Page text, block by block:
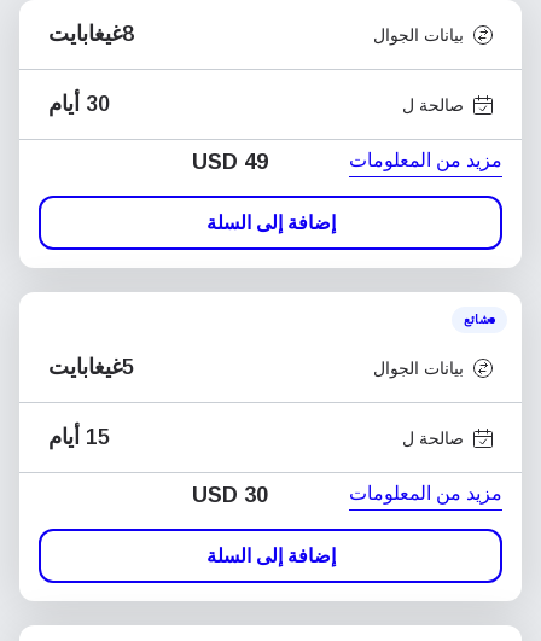
بيانات الجوال 8غيغابايت
صالحة ل 30 أيام
مزيد من المعلومات USD 49
إضافة إلى السلة
شائع
بيانات الجوال 5غيغابايت
صالحة ل 15 أيام
مزيد من المعلومات USD 30
إضافة إلى السلة